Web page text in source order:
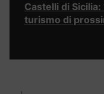
Castelli di Sicilia:
turismo di